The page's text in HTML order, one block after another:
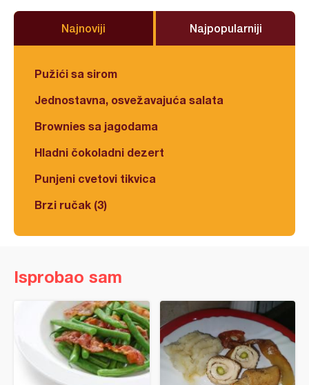
Najnoviji Najpopularniji
Pužići sa sirom
Jednostavna, osvežavajuća salata
Brownies sa jagodama
Hladni čokoladni dezert
Punjeni cvetovi tikvica
Brzi ručak (3)
Isprobao sam